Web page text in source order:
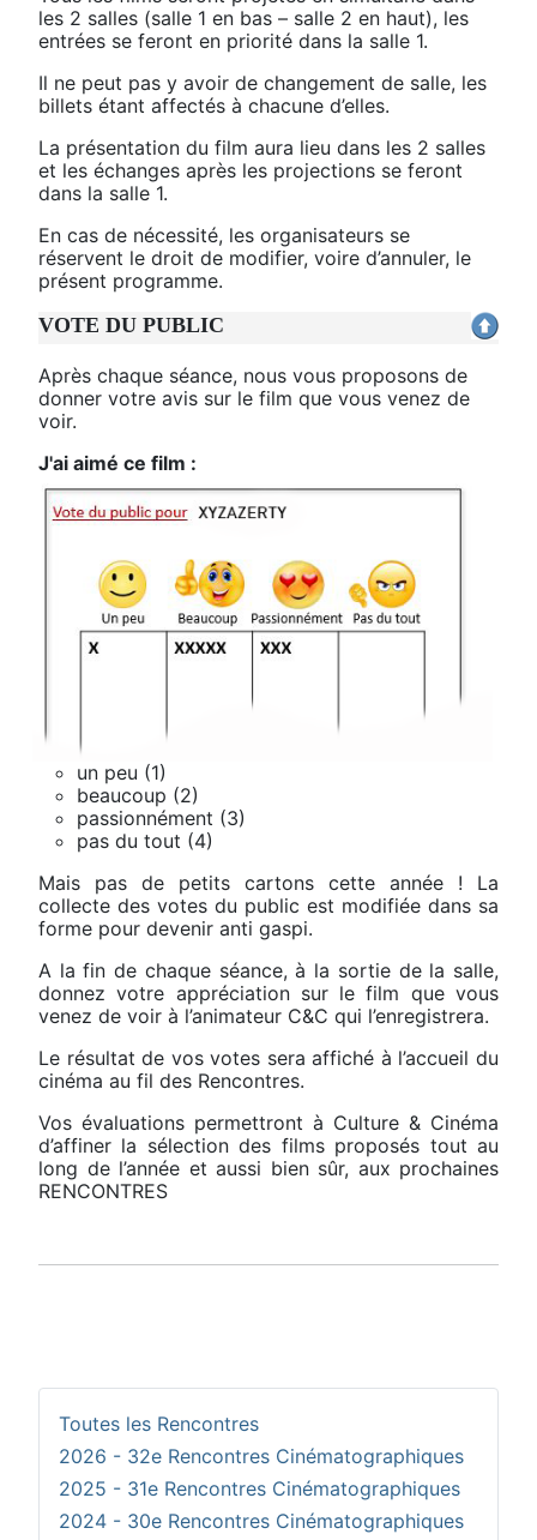
les 2 salles (salle 1 en bas – salle 2 en haut), les
entrées se feront en priorité dans la salle 1.
Il ne peut pas y avoir de changement de salle, les
billets étant affectés à chacune d’elles.
La présentation du film aura lieu dans les 2 salles
et les échanges après les projections se feront
dans la salle 1.
En cas de nécessité, les organisateurs se
réservent le droit de modifier, voire d’annuler, le
présent programme.
VOTE DU PUBLIC
Après chaque séance, nous vous proposons de
donner votre avis sur le film que vous venez de
voir.
J'ai aimé ce film :
un peu (1)
beaucoup (2)
passionnément (3)
pas du tout (4)
Mais pas de petits cartons cette année ! La
collecte des votes du public est modifiée dans sa
forme pour devenir anti gaspi.
A la fin de chaque séance, à la sortie de la salle,
donnez votre appréciation sur le film que vous
venez de voir à l’animateur C&C qui l’enregistrera.
Le résultat de vos votes sera affiché à l’accueil du
cinéma au fil des Rencontres.
Vos évaluations permettront à Culture & Cinéma
d’affiner la sélection des films proposés tout au
long de l’année et aussi bien sûr, aux prochaines
RENCONTRES
Toutes les Rencontres
2026 - 32e Rencontres Cinématographiques
2025 - 31e Rencontres Cinématographiques
2024 - 30e Rencontres Cinématographiques